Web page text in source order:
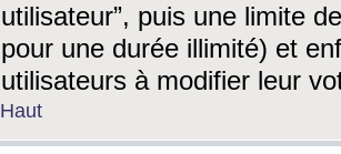
utilisateur”, puis une limite
pour une durée illimité) et
utilisateurs à modifier leur
Haut